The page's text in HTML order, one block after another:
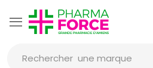
Rechercher